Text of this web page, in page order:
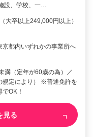
設、学校、一…
大卒以上249,000円以上）
都内いずれかの事業所へ
満（定年が60歳の為）／
定により） ※普通免許を
OK！
見る